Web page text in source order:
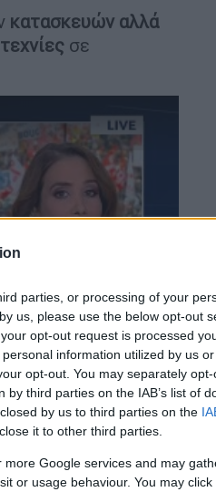
parties, or processing of your
us, please use the below opt-out
opt-out request is processed
information utilized by us
opt-out. You may separately
third parties on the IAB’s list of
by us to third parties on the
it to other third parties.
Google services and may
or usage behaviour. You may
κατασκευών αλλά
σε